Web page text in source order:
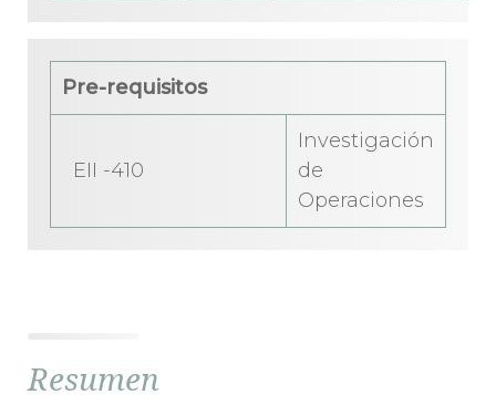
Pre-requisitos
EII -410
Investigación
de
Operaciones
Resumen